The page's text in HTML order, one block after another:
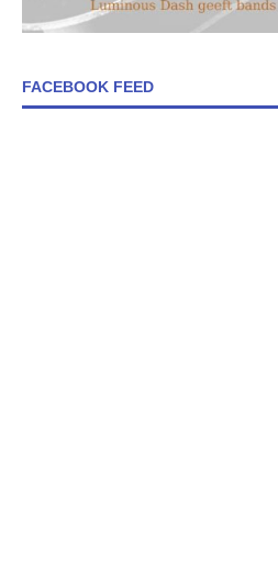
FACEBOOK FEED